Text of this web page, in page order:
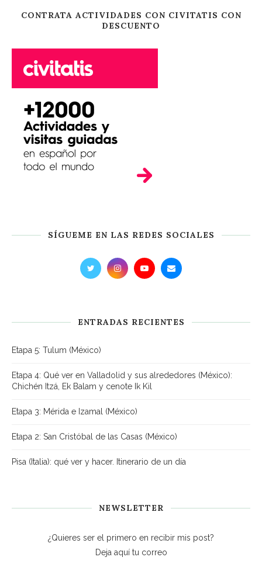
CONTRATA ACTIVIDADES CON CIVITATIS CON
DESCUENTO
SÍGUEME EN LAS REDES SOCIALES
ENTRADAS RECIENTES
Etapa 5: Tulum (México)
Etapa 4: Qué ver en Valladolid y sus alrededores (México):
Chichén Itzá, Ek Balam y cenote Ik Kil
Etapa 3: Mérida e Izamal (México)
Etapa 2: San Cristóbal de las Casas (México)
Pisa (Italia): qué ver y hacer. Itinerario de un día
NEWSLETTER
¿Quieres ser el primero en recibir mis post?
Deja aquí tu correo